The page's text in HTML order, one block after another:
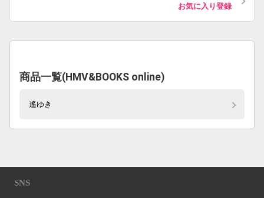
お気に入り登録
商品一覧(HMV&BOOKS online)
遙ゆき
SNS